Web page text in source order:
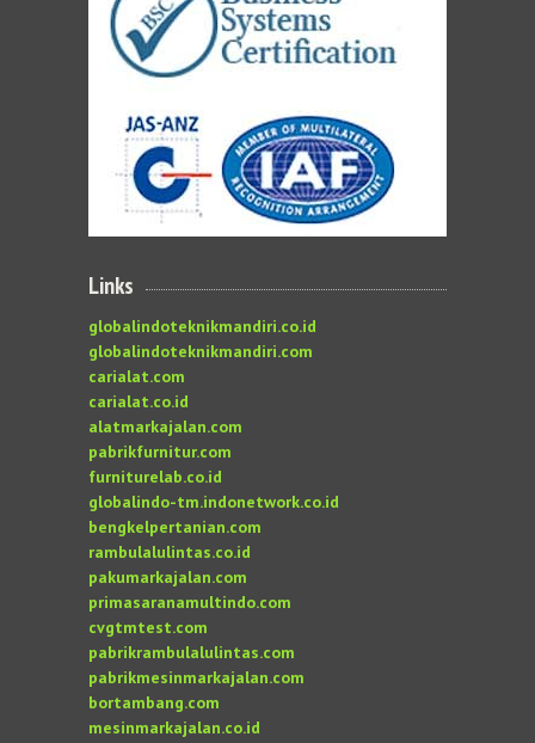
Links
globalindoteknikmandiri.co.id
globalindoteknikmandiri.com
carialat.com
carialat.co.id
alatmarkajalan.com
pabrikfurnitur.com
furniturelab.co.id
globalindo-tm.indonetwork.co.id
bengkelpertanian.com
rambulalulintas.co.id
pakumarkajalan.com
primasaranamultindo.com
cvgtmtest.com
pabrikrambulalulintas.com
pabrikmesinmarkajalan.com
bortambang.com
mesinmarkajalan.co.id